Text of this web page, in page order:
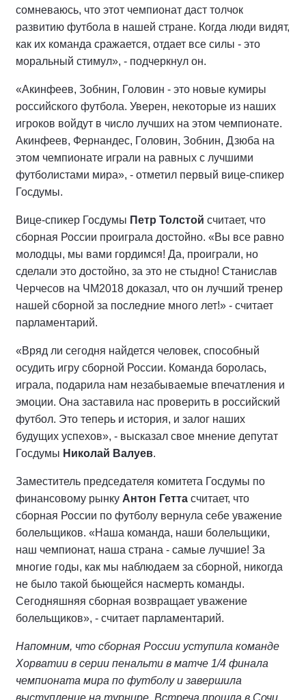
сомневаюсь, что этот чемпионат даст толчок
развитию футбола в нашей стране. Когда люди видят,
как их команда сражается, отдает все силы - это
моральный стимул», - подчеркнул он.
«Акинфеев, Зобнин, Головин - это новые кумиры
российского футбола. Уверен, некоторые из наших
игроков войдут в число лучших на этом чемпионате.
Акинфеев, Фернандес, Головин, Зобнин, Дзюба на
этом чемпионате играли на равных с лучшими
футболистами мира», - отметил первый вице-спикер
Госдумы.
Вице-спикер Госдумы Петр Толстой считает, что
сборная России проиграла достойно. «Вы все равно
молодцы, мы вами гордимся! Да, проиграли, но
сделали это достойно, за это не стыдно! Станислав
Черчесов на ЧМ2018 доказал, что он лучший тренер
нашей сборной за последние много лет!» - считает
парламентарий.
«Вряд ли сегодня найдется человек, способный
осудить игру сборной России. Команда боролась,
играла, подарила нам незабываемые впечатления и
эмоции. Она заставила нас проверить в российский
футбол. Это теперь и история, и залог наших
будущих успехов», - высказал свое мнение депутат
Госдумы Николай Валуев.
Заместитель председателя комитета Госдумы по
финансовому рынку Антон Гетта считает, что
сборная России по футболу вернула себе уважение
болельщиков. «Наша команда, наши болельщики,
наш чемпионат, наша страна - самые лучшие! За
многие годы, как мы наблюдаем за сборной, никогда
не было такой бьющейся насмерть команды.
Сегодняшняя сборная возвращает уважение
болельщиков», - считает парламентарий.
Напомним, что сборная России уступила команде
Хорватии в серии пенальти в матче 1/4 финала
чемпионата мира по футболу и завершила